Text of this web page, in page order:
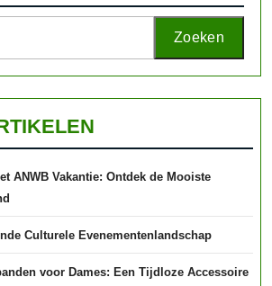
Zoeken
ANWB Vakantie: Ontdek de Mooiste
Culturele Evenementenlandschap
voor Dames: Een Tijdloze Accessoire